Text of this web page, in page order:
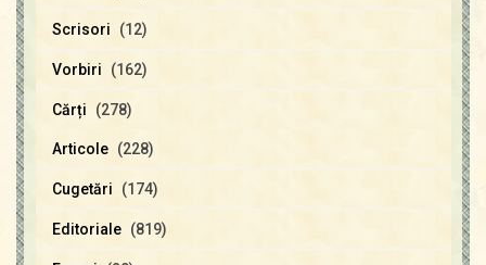
Scrisori (12)
Vorbiri (162)
Cărți (278)
Articole (228)
Cugetări (174)
Editoriale (819)